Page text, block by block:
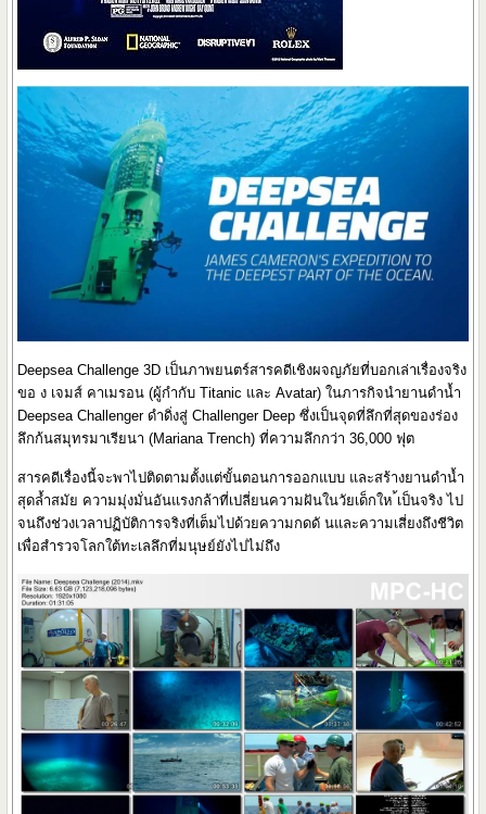
Deepsea Challenge 3D เป็นภาพยนตร์สารคดีเชิงผจญภัยที่บอกเล่าเรื่องจริง
ขอ ง เจมส์ คาเมรอน (ผู้กำกับ Titanic และ Avatar) ในภารกิจนำยานดำน้ำ
Deepsea Challenger ดำดิ่งสู่ Challenger Deep ซึ่งเป็นจุดที่ลึกที่สุดของร่อง
ลึกก้นสมุทรมาเรียนา (Mariana Trench) ที่ความลึกกว่า 36,000 ฟุต
สารคดีเรื่องนี้จะพาไปติดตามตั้งแต่ขั้นตอนการออกแบบ และสร้างยานดำน้ำ
สุดล้ำสมัย ความมุ่งมั่นอันแรงกล้าที่เปลี่ยนความฝันในวัยเด็กให ้เป็นจริง ไป
จนถึงช่วงเวลาปฏิบัติการจริงที่เต็มไปด้วยความกดดั นและความเสี่ยงถึงชีวิต
เพื่อสำรวจโลกใต้ทะเลลึกที่มนุษย์ยังไปไม่ถึง